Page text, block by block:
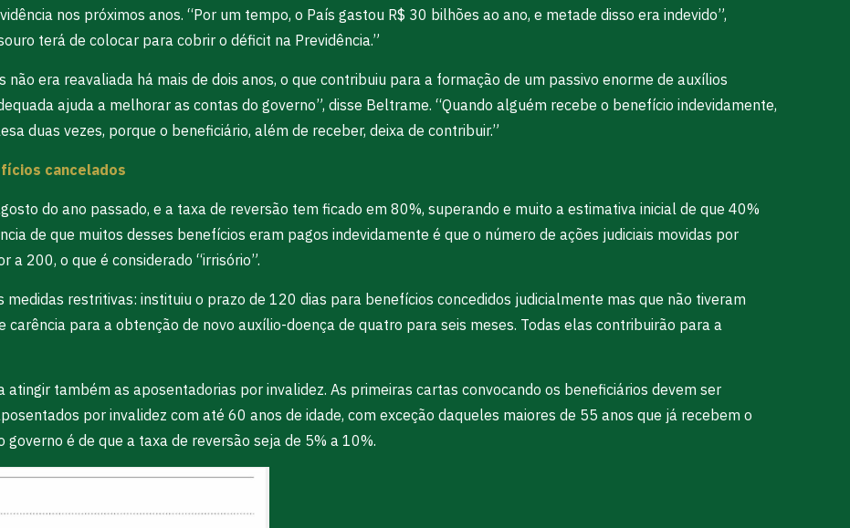
nos próximos anos. “Por um tempo, o País gastou R$ 30 bilhões ao ano, e metade disso era indevido”,
terá de colocar para cobrir o déficit na Previdência.”
era reavaliada há mais de dois anos, o que contribuiu para a formação de um passivo enorme de auxílios
ajuda a melhorar as contas do governo”, disse Beltrame. “Quando alguém recebe o benefício indevidamente,
duas vezes, porque o beneficiário, além de receber, deixa de contribuir.”
cancelados
do ano passado, e a taxa de reversão tem ficado em 80%, superando e muito a estimativa inicial de que 40%
de que muitos desses benefícios eram pagos indevidamente é que o número de ações judiciais movidas por
200, o que é considerado “irrisório”.
restritivas: instituiu o prazo de 120 dias para benefícios concedidos judicialmente mas que não tiveram
para a obtenção de novo auxílio-doença de quatro para seis meses. Todas elas contribuirão para a
atingir também as aposentadorias por invalidez. As primeiras cartas convocando os beneficiários devem ser
por invalidez com até 60 anos de idade, com exceção daqueles maiores de 55 anos que já recebem o
é de que a taxa de reversão seja de 5% a 10%.